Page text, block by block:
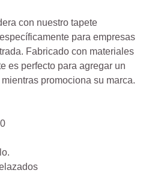
con nuestro tapete
para empresas
Fabricado con materiales
es perfecto para agregar un
promociona su marca.